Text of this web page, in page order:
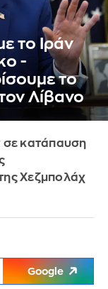
το Ιράν
-
το
Λίβανο
σε κατάπαυση
Χεζμπολάχ
Google